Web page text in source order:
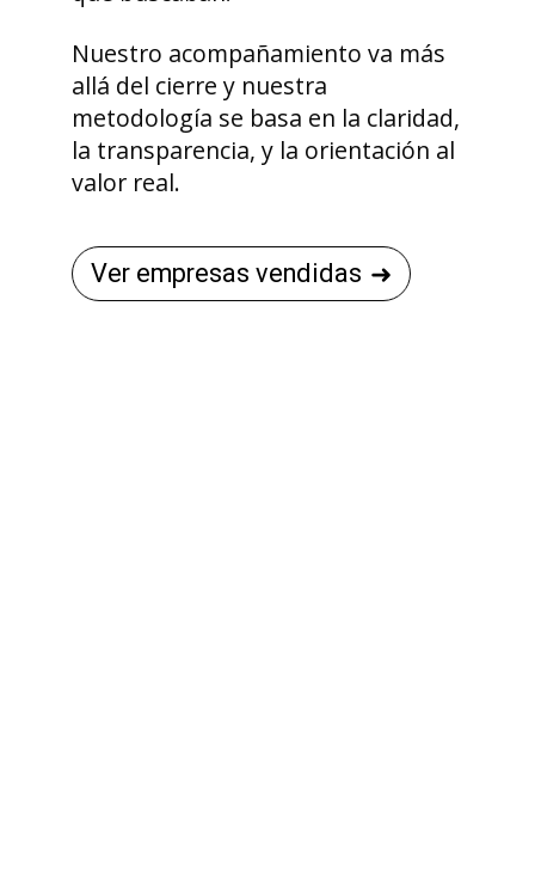
Nuestro acompañamiento va más
allá del cierre y nuestra
metodología se basa en la claridad,
la transparencia, y la orientación al
valor real.
Ver empresas vendidas